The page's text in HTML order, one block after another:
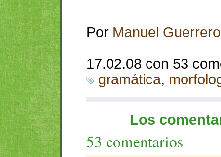
Por Manuel Guerrero
17.02.08 con 53
gramática,
Los
53 comentarios